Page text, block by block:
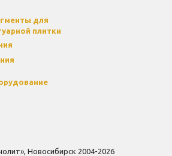
для
плитки
Новосибирск 2004-2026